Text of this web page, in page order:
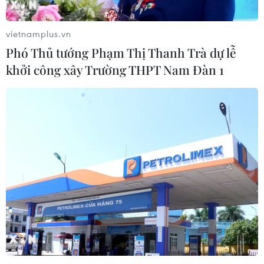
người mất tích do mưa lũ
07/08/2026 03:04
Hà Nội cảnh báo về việc sử dụng tế
bào gốc trong khám chữa bệnh, làm
Khẩn trương phân luồng giao thông
sau vụ sạt lở trên tuyến ĐT161 ở Lào
Cai
07/08/2026 02:37
Thắp lên hy vọng cho bệnh nhân
vietnamplus.vn
Phó Thủ tướng Phạm Thị Thanh Trà dự lễ
khởi công xây Trường THPT Nam Đàn 1